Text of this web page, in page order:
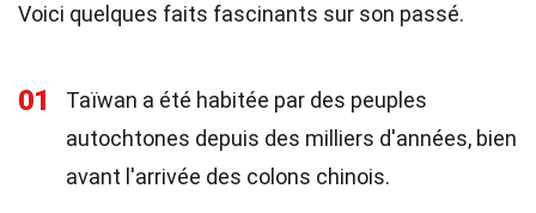
Voici quelques faits fascinants sur son passé.
01
Taïwan a été habitée par des peuples
autochtones depuis des milliers d'années, bien
avant l'arrivée des colons chinois.